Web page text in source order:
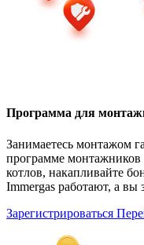
Программа для
Занимаетесь монтажом
программе монтажников
котлов, накапливайте
Immergas работают, а вы
Зарегистрироваться